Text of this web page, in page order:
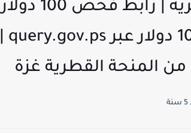
المنحة القطرية غزة